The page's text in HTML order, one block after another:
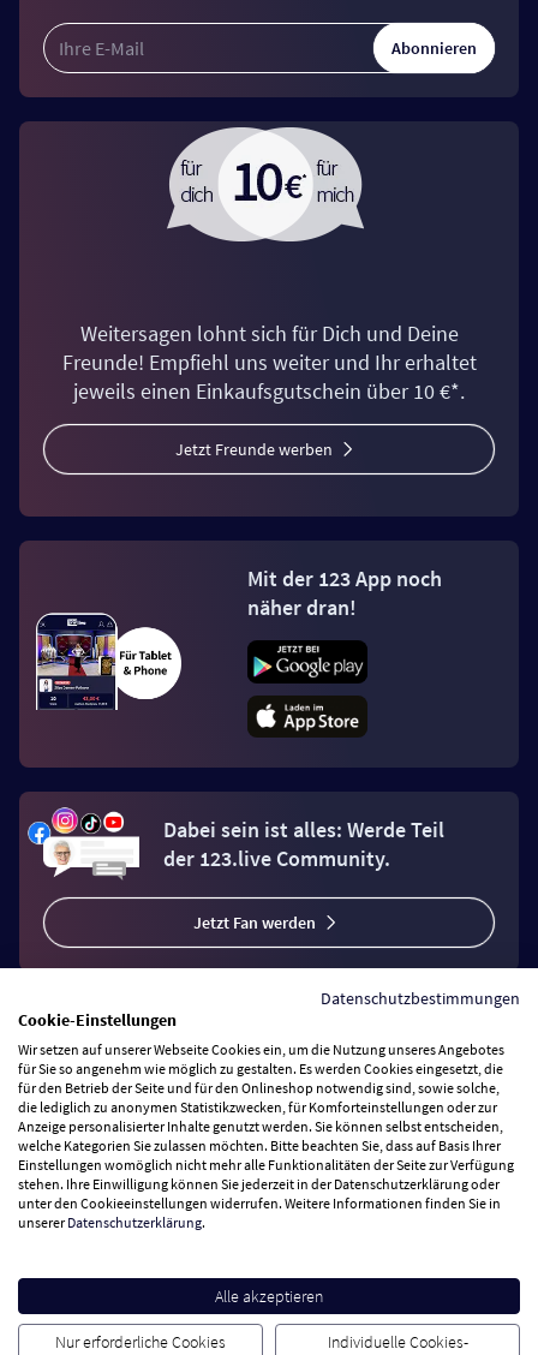
Abonnieren
Weitersagen lohnt sich für Dich und Deine
Freunde! Empfiehl uns weiter und Ihr erhaltet
jeweils einen Einkaufsgutschein über 10 €*.
Jetzt Freunde werben
Mit der 123 App noch
näher dran!
Dabei sein ist alles: Werde Teil
der 123.live Community.
Jetzt Fan werden
Vertrag widerrufen
Zahlungsarten
Wir versenden mit
Besuchen Sie uns
Datenschutzbestimmungen
Cookie-Einstellungen
Wir setzen auf unserer Webseite Cookies ein, um die Nutzung unseres Angebotes
für Sie so angenehm wie möglich zu gestalten. Es werden Cookies eingesetzt, die
für den Betrieb der Seite und für den Onlineshop notwendig sind, sowie solche,
die lediglich zu anonymen Statistikzwecken, für Komforteinstellungen oder zur
Anzeige personalisierter Inhalte genutzt werden. Sie können selbst entscheiden,
welche Kategorien Sie zulassen möchten. Bitte beachten Sie, dass auf Basis Ihrer
Einstellungen womöglich nicht mehr alle Funktionalitäten der Seite zur Verfügung
stehen. Ihre Einwilligung können Sie jederzeit in der Datenschutzerklärung oder
unter den Cookieeinstellungen widerrufen. Weitere Informationen finden Sie in
unsererDatenschutzerklärung.
Alle akzeptieren
Nur erforderliche Cookies Individuelle Cookies-